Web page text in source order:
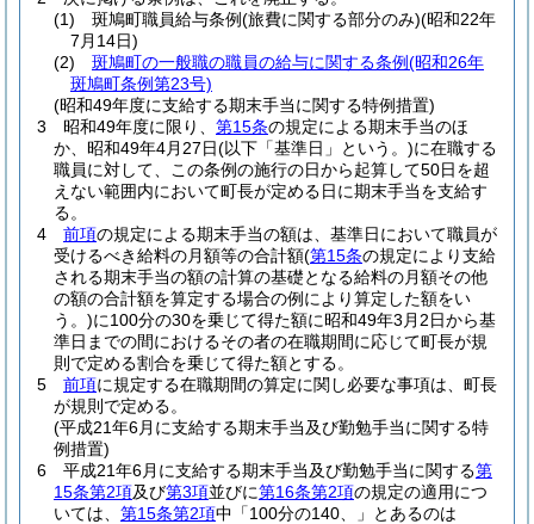
(1)
斑鳩町職員給与条例(旅費に関する部分のみ)(昭和22年
7月14日)
(2)
斑鳩町の一般職の職員の給与に関する条例(昭和26年
斑鳩町条例第23号)
(昭和49年度に支給する期末手当に関する特例措置)
3
昭和49年度に限り、 第15条の規定による期末手当のほ
か、昭和49年4月27日(以下「基準日」という。)に在職する
職員に対して、この条例の施行の日から起算して50日を超
えない範囲内において町長が定める日に期末手当を支給す
る。
4
前項の規定による期末手当の額は、基準日において職員が
受けるべき給料の月額等の合計額(第15条の規定により支給
される期末手当の額の計算の基礎となる給料の月額その他
の額の合計額を算定する場合の例により算定した額をい
う。)に100分の30を乗じて得た額に昭和49年3月2日から基
準日までの間におけるその者の在職期間に応じて町長が規
則で定める割合を乗じて得た額とする。
5
前項に規定する在職期間の算定に関し必要な事項は、町長
が規則で定める。
(平成21年6月に支給する期末手当及び勤勉手当に関する特
例措置)
6
平成21年6月に支給する期末手当及び勤勉手当に関する第
15条第2項及び第3項並びに第16条第2項の規定の適用につ
いては、 第15条第2項中「100分の140、」とあるのは